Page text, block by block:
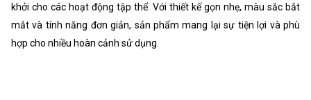
khởi cho các hoạt động tập thể. Với thiết kế gọn nhẹ, màu sắc bắt
mắt và tính năng đơn giản, sản phẩm mang lại sự tiện lợi và phù
hợp cho nhiều hoàn cảnh sử dụng.